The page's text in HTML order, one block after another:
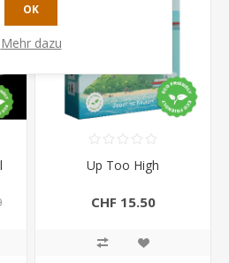
Up Too High
CHF 15.50
OK
Mehr dazu